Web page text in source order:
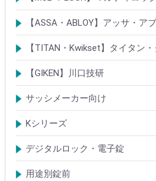
シリンダー
南京錠
【ASSA・ABLOY】アッサ・ア
シリンダー
ロック製品
【TITAN・Kwikset】タイタン
シリンダー
錠
【GIKEN】川口技研
鍵ケース/ラッチング
室内錠シリーズ
サッシメーカー向け
TOSTEMトステム(LIXILリクシル)
新日軽
三協(立山)アルミ
YKK
ミサワホーム
セキスイ
YAMAHA
ダイワハウス
松下電工・ナショナル住宅
不二サッシ
その他
Kシリーズ
【KH】アルミサッシ用引戸錠
【M】ミワ特殊錠
【G】ゴール特殊錠
【S】ショウワ特殊錠
【R】各社特殊錠
【MCY】ミワ取替用シリンダー
【GCY】ゴール取替用シリンダー
【SCY】ショウワ取替用シリンダー
【WCY】ウェスト取替用シリンダー
【ACY】アルファ取替用シリンダー
【KCY】コダイ取替用シリンダー
【KC】クレセントシリーズ
その他Kシリーズ
デジタルロック・電子錠
扉加工あり
扉加工なし(軽微な加工)
ICキー・タグ・カード
用途別錠前